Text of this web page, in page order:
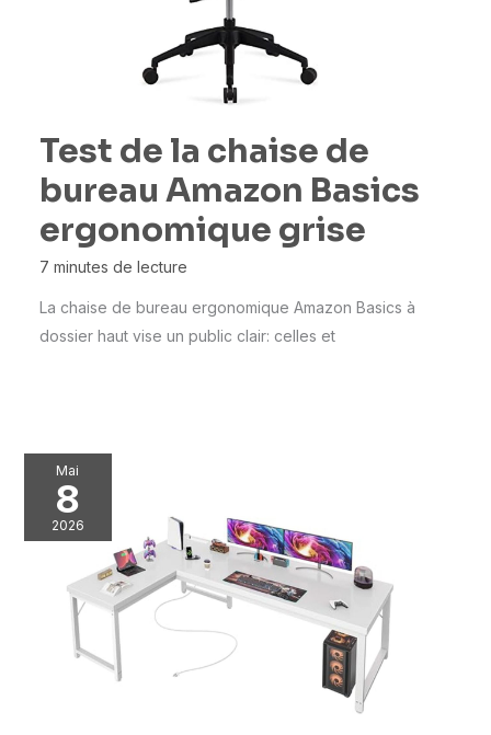
Test de la chaise de
bureau Amazon Basics
ergonomique grise
7 minutes de lecture
La chaise de bureau ergonomique Amazon Basics à
dossier haut vise un public clair: celles et
Mai
8
2026